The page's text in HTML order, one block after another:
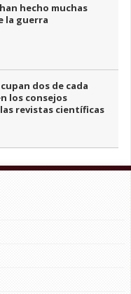
hecho muchas
la guerra
dos de cada
los consejos
revistas científicas